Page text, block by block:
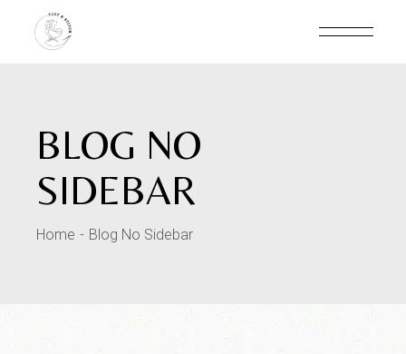
BLOG NO
SIDEBAR
Home Blog No Sidebar